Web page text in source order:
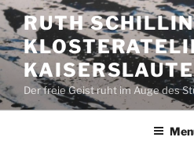
Zum
Inhalt
springen
RUTH
Der freie Geist ruht im Auge des